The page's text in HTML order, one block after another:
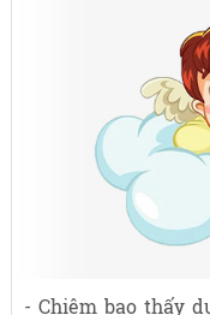
- Chiêm bao thấy